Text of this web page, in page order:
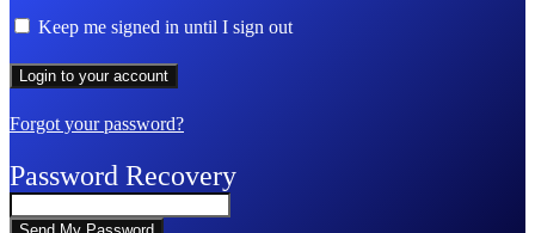
Keep me signed in until I sign out
Forgot your password?
Password Recovery